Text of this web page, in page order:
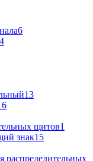
6
4
13
щитов1
знак15
распределительных